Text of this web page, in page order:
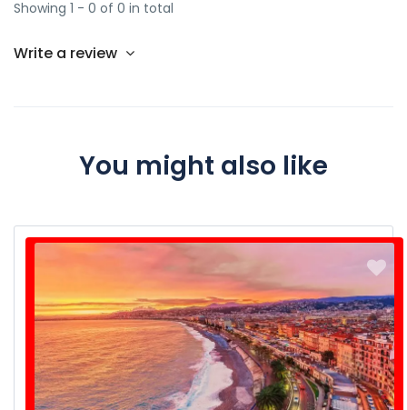
consecutive hours).
Showing 1 - 0 of 0 in total
Write a review
You might also like